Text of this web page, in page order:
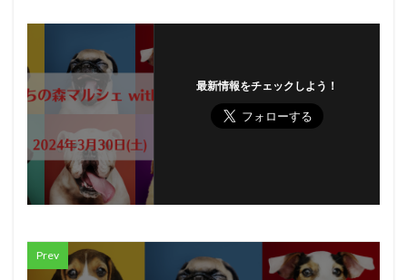
最新情報をチェックしよう！
Prev